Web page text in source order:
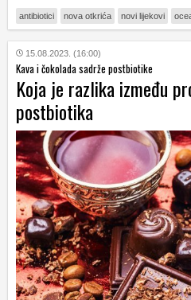
antibiotici nova otkrića novi lijekovi
15.08.2023. (16:00)
Kava i čokolada sadrže postbiotike
Koja je razlika između
postbiotika